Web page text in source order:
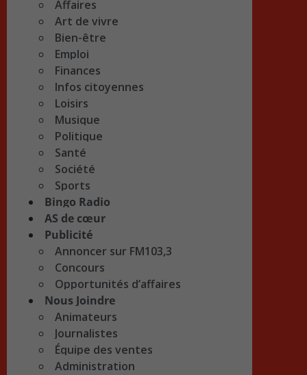
Affaires
Art de vivre
Bien-être
Emploi
Finances
Infos citoyennes
Loisirs
Musique
Politique
Santé
Société
Sports
Bingo Radio
AS de cœur
Publicité
Annoncer sur FM103,3
Concours
Opportunités d’affaires
Nous Joindre
Animateurs
Journalistes
Équipe des ventes
Administration